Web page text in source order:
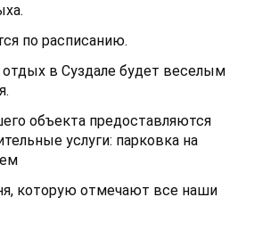
по расписанию.
в Суздале будет веселым
объекта предоставляются
услуги: парковка на
которую отмечают все наши